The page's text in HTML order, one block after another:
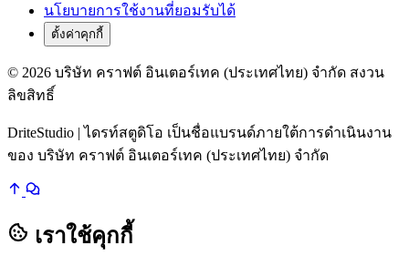
นโยบายการใช้งานที่ยอมรับได้
ตั้งค่าคุกกี้
© 2026 บริษัท คราฟต์ อินเตอร์เทค (ประเทศไทย) จำกัด สงวน
ลิขสิทธิ์
DriteStudio | ไดรท์สตูดิโอ เป็นชื่อแบรนด์ภายใต้การดำเนินงาน
ของ บริษัท คราฟต์ อินเตอร์เทค (ประเทศไทย) จำกัด
เราใช้คุกกี้